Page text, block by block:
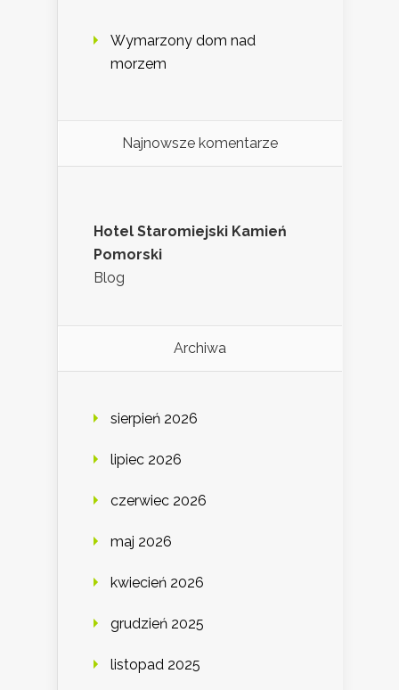
Wymarzony dom nad
morzem
Najnowsze komentarze
Hotel Staromiejski Kamień
Pomorski
Blog
Archiwa
sierpień 2026
lipiec 2026
czerwiec 2026
maj 2026
kwiecień 2026
grudzień 2025
listopad 2025